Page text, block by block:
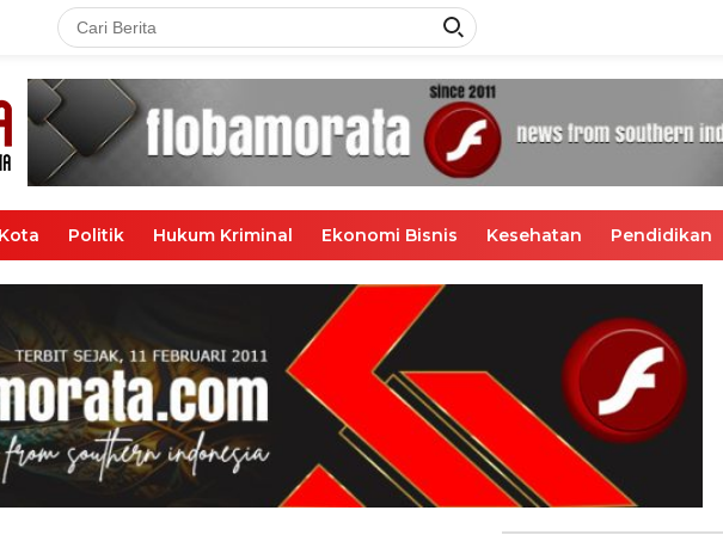
Politik Hukum Kriminal Ekonomi Bisnis Kesehatan Pendidikan